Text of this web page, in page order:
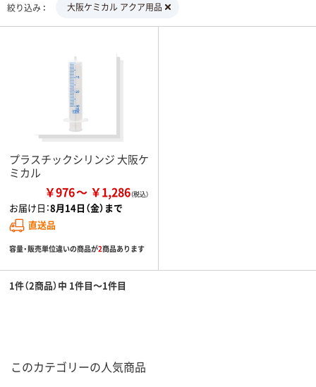
絞り込み 大阪ケミカル アクア用品
プラスチックシリンジ 大阪ケ
ミカル
￥976 ￥1,286
お届け日：8月14日（金）まで
直送品
容量・販売単位違いの商品が2商品あります
1件（2商品）中 1件目～1件目
このカテゴリーの人気商品